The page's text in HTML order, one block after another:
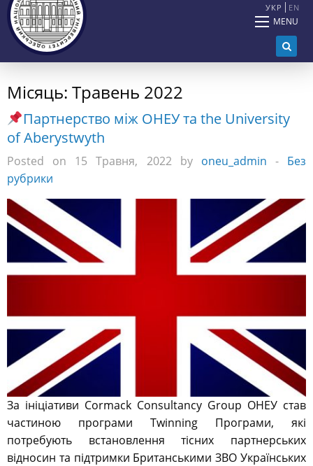
УКР EN
MENU
Місяць: Травень 2022
Партнерство між ОНЕУ та the University
of Aberystwyth
Posted on 15 Травня, 2022 by oneu_admin - Без
рубрики
За ініціативи Cormack Consultancy Group ОНЕУ став
частиною програми Twinning Програми, які
потребують встановлення тісних партнерських
відносин та підтримки Британськими ЗВО Українських